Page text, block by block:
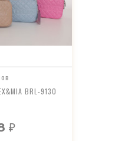
BRL-9130
₽